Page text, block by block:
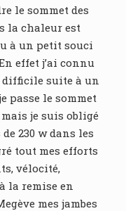
le sommet des
la chaleur est
à un petit souci
effet j’ai connu
difficile suite à un
passe le sommet
je suis obligé
230 w dans les
tout mes efforts
vélocité,
la remise en
mes jambes